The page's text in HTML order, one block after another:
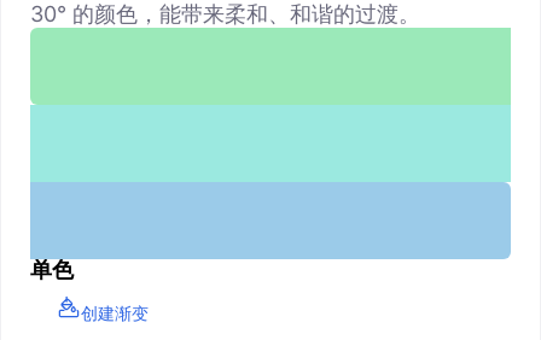
30° 的颜色，能带来柔和、和谐的过渡。
单色
创建渐变